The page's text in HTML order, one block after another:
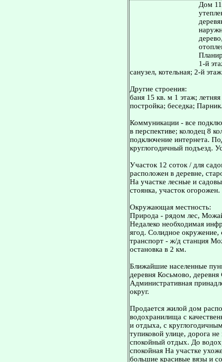
Дом
1-й
санузел, котельная; 2-й
Другие строения:
баня 15 кв. м 1 этаж;
постройка; беседка;
Коммуникации - все
в перспективе; колодец 8
подключение интернета.
круглогодичный подъезд.
Участок 12 соток / для
расположен в деревне,
На участке лесные и
стоянка, участок огорожен.
Окружающая местность:
Природа - рядом лес,
Недалеко необходимая
ягод. Солидное
транспорт - ж/д станция
остановка в 2 км.
Ближайшие населенные
деревня Косьмово, деревня
Административная
округ.
Продается жилой дом
водохранилища с
и отдыха, с
тупиковой улице, дорога
спокойный отдых. До
спокойная На участке
большие красивые вязы и